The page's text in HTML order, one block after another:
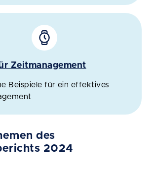
Zeitmanagement
Beispiele für ein effektives
des
2024